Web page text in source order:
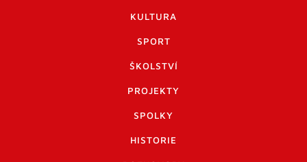
KULTURA
SPORT
ŠKOLSTVÍ
PROJEKTY
SPOLKY
HISTORIE